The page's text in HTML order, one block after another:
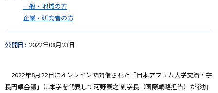
ト
一般・地域の方
企業・研究者の方
公開日 2022年08月23日
2022年8月22日にオンラインで開催された「日本アフリカ大学交流・学
長円卓会議」に本学を代表して河野泰之 副学長（国際戦略担当）が参加